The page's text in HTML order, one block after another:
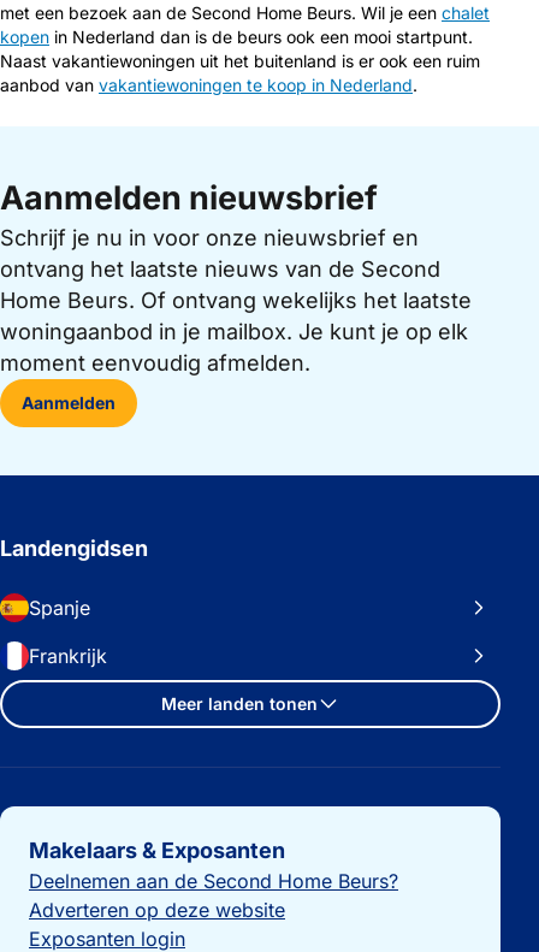
met een bezoek aan de Second Home Beurs. Wil je een chalet
kopen in Nederland dan is de beurs ook een mooi startpunt.
Naast vakantiewoningen uit het buitenland is er ook een ruim
aanbod van vakantiewoningen te koop in Nederland.
Aanmelden nieuwsbrief
Schrijf je nu in voor onze nieuwsbrief en
ontvang het laatste nieuws van de Second
Home Beurs. Of ontvang wekelijks het laatste
woningaanbod in je mailbox. Je kunt je op elk
moment eenvoudig afmelden.
Aanmelden
Landengidsen
Spanje
Frankrijk
Meer landen tonen
Belangrijke links
Makelaars & Exposanten
Deelnemen aan de Second Home Beurs?
Adverteren op deze website
Exposanten login